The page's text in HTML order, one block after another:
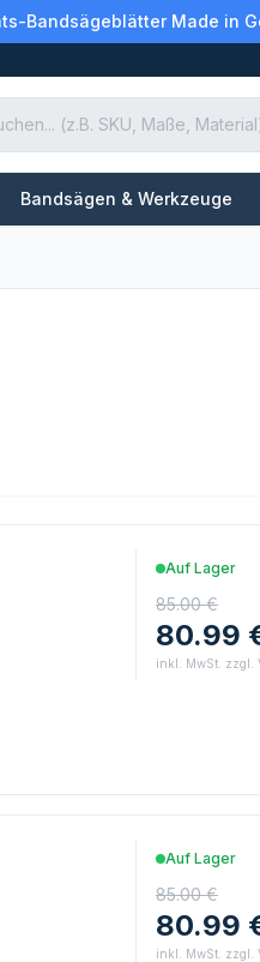
Bandsägeblätter Made in
Bandsägen & Werkzeuge
Auf Lager
85.00 €
80.99
inkl. MwSt. zzgl.
Auf Lager
85.00 €
80.99
inkl. MwSt. zzgl.